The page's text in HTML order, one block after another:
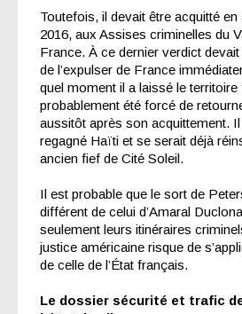
Toutefois, il devait être acquitté
2016, aux Assises criminelles du
France. À ce dernier verdict
de l’expulser de France
quel moment il a laissé le
probablement été forcé de
aussitôt après son acquittement. Il
regagné Haïti et se serait déjà
ancien fief de Cité Soleil.
Il est probable que le sort de
différent de celui d’Amaral
seulement leurs itinéraires
justice américaine risque de
de celle de l’État français.
Le dossier sécurité et trafic